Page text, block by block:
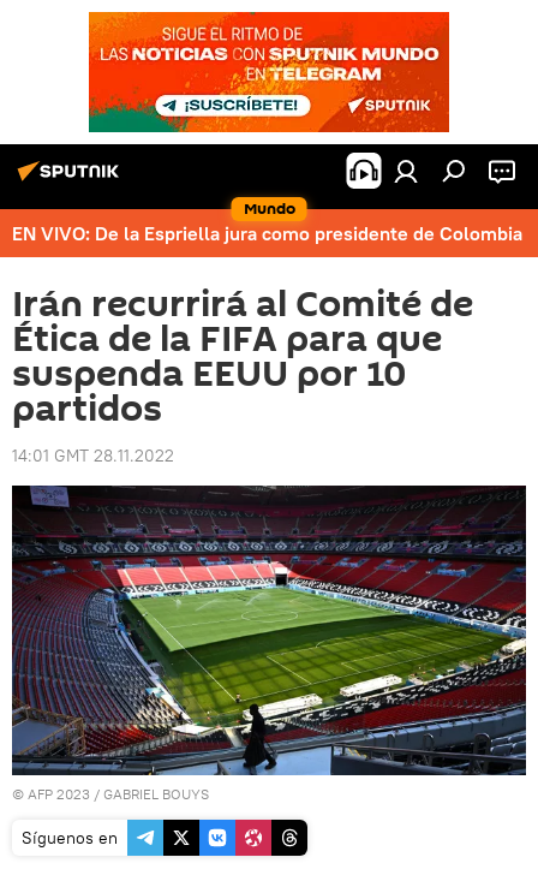
Mundo
EN VIVO: De la Espriella jura como presidente de Colombia
Irán recurrirá al Comité de
Ética de la FIFA para que
suspenda EEUU por 10
partidos
14:01 GMT 28.11.2022
© AFP 2023 / GABRIEL BOUYS
Síguenos en